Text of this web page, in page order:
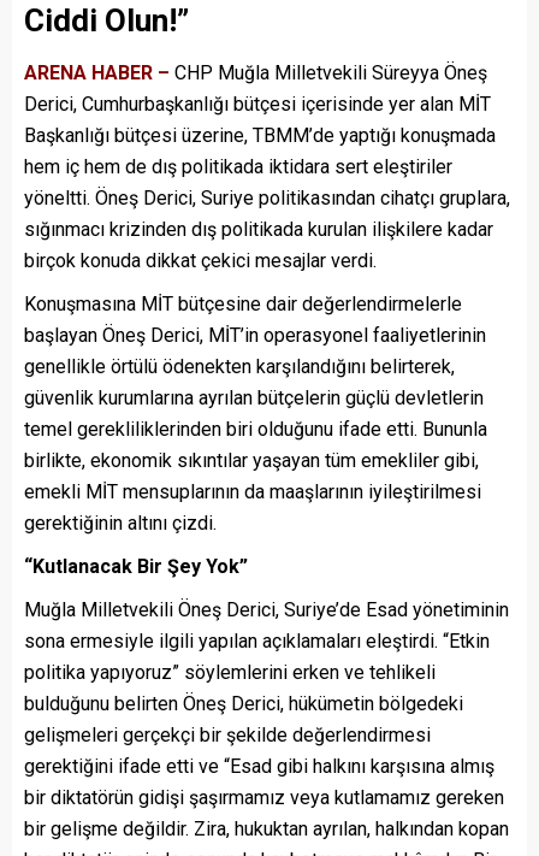
Ciddi Olun!”
ARENA HABER – CHP Muğla Milletvekili Süreyya Öneş
Derici, Cumhurbaşkanlığı bütçesi içerisinde yer alan MİT
Başkanlığı bütçesi üzerine, TBMM’de yaptığı konuşmada
hem iç hem de dış politikada iktidara sert eleştiriler
yöneltti. Öneş Derici, Suriye politikasından cihatçı gruplara,
sığınmacı krizinden dış politikada kurulan ilişkilere kadar
birçok konuda dikkat çekici mesajlar verdi.
Konuşmasına MİT bütçesine dair değerlendirmelerle
başlayan Öneş Derici, MİT’in operasyonel faaliyetlerinin
genellikle örtülü ödenekten karşılandığını belirterek,
güvenlik kurumlarına ayrılan bütçelerin güçlü devletlerin
temel gerekliliklerinden biri olduğunu ifade etti. Bununla
birlikte, ekonomik sıkıntılar yaşayan tüm emekliler gibi,
emekli MİT mensuplarının da maaşlarının iyileştirilmesi
gerektiğinin altını çizdi.
“Kutlanacak Bir Şey Yok”
Muğla Milletvekili Öneş Derici, Suriye’de Esad yönetiminin
sona ermesiyle ilgili yapılan açıklamaları eleştirdi. “Etkin
politika yapıyoruz” söylemlerini erken ve tehlikeli
bulduğunu belirten Öneş Derici, hükümetin bölgedeki
gelişmeleri gerçekçi bir şekilde değerlendirmesi
gerektiğini ifade etti ve “Esad gibi halkını karşısına almış
bir diktatörün gidişi şaşırmamız veya kutlamamız gereken
bir gelişme değildir. Zira, hukuktan ayrılan, halkından kopan